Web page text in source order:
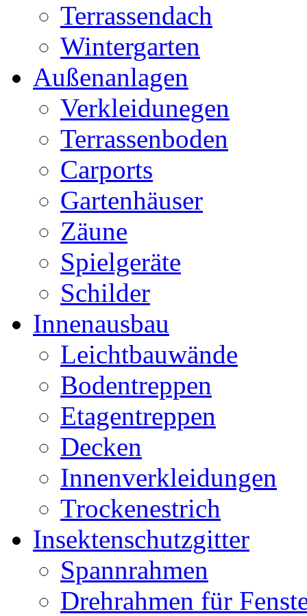
Terrassendach
Wintergarten
Außenanlagen
Verkleidunegen
Terrassenboden
Carports
Gartenhäuser
Zäune
Spielgeräte
Schilder
Innenausbau
Leichtbauwände
Bodentreppen
Etagentreppen
Decken
Innenverkleidungen
Trockenestrich
Insektenschutzgitter
Spannrahmen
Drehrahmen für